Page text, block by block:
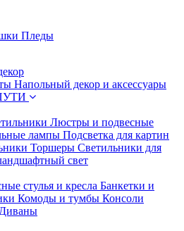
Пледы
Напольный декор и аксессуары
Люстры и подвесные
лампы Подсветка для картин
Торшеры Светильники для
свет
стулья и кресла Банкетки и
Комоды и тумбы Консоли
Диваны